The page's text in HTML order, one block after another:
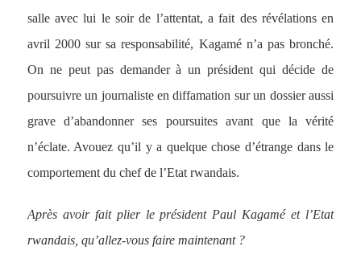
salle avec lui le soir de l’attentat, a fait des révélations en
avril 2000 sur sa responsabilité, Kagamé n’a pas bronché.
On ne peut pas demander à un président qui décide de
poursuivre un journaliste en diffamation sur un dossier aussi
grave d’abandonner ses poursuites avant que la vérité
n’éclate. Avouez qu’il y a quelque chose d’étrange dans le
comportement du chef de l’Etat rwandais.
Après avoir fait plier le président Paul Kagamé et l’Etat
rwandais, qu’allez-vous faire maintenant ?